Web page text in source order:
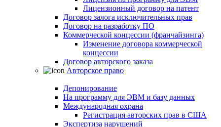
Лицензионный договор на патент
Договор залога исключительных прав
Договор на разработку ПО
Коммерческой концессии (франчайзинга)
Изменение договора коммерческой
концессии
Договор авторского заказа
Авторское право
Депонирование
На программу для ЭВМ и базу данных
Международная охрана
Регистрация авторских прав в США
Экспертиза нарушений